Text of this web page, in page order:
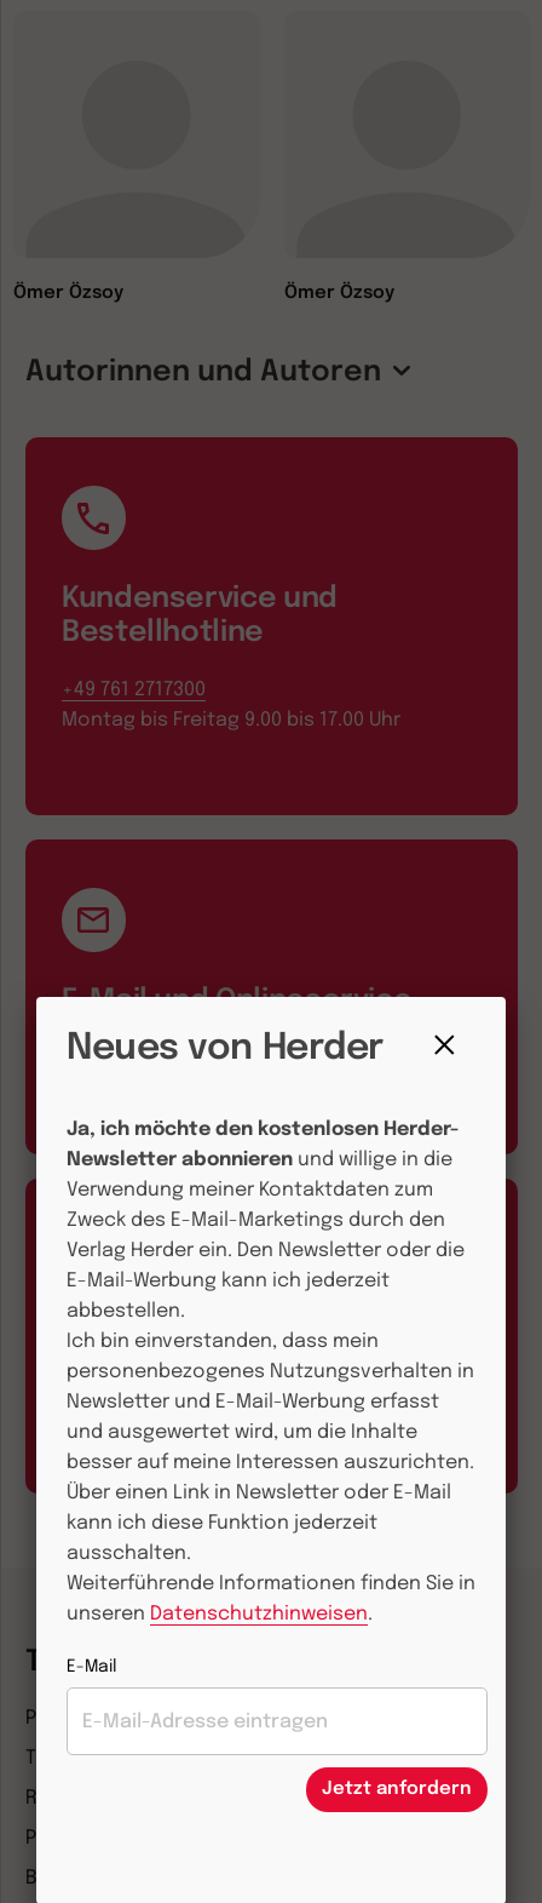
Ömer Özsoy Ömer Özsoy
Autorinnen und Autoren
Kundenservice und
Bestellhotline
+49 761 2717300
Montag bis Freitag 9.00 bis 17.00 Uhr
E-Mail und Onlineservice
kundenservice@herder.de
Aboservice
Abo online kündigen
Hier geht’s zum Formular
Themenwelten
Pädagogik & Kinderbuch
Theologie & Pastoral
Religion & Spiritualität
Politik & Wirtschaft
Besser leben
Neues von Herder
Ja, ich möchte den kostenlosen Herder-
Newsletter abonnieren und willige in die
Verwendung meiner Kontaktdaten zum
Zweck des E-Mail-Marketings durch den
Verlag Herder ein. Den Newsletter oder die
E-Mail-Werbung kann ich jederzeit
abbestellen.
Ich bin einverstanden, dass mein
personenbezogenes Nutzungsverhalten in
Newsletter und E-Mail-Werbung erfasst
und ausgewertet wird, um die Inhalte
besser auf meine Interessen auszurichten.
Über einen Link in Newsletter oder E-Mail
kann ich diese Funktion jederzeit
ausschalten.
Weiterführende Informationen finden Sie in
unseren Datenschutzhinweisen.
E-Mail
Jetzt anfordern